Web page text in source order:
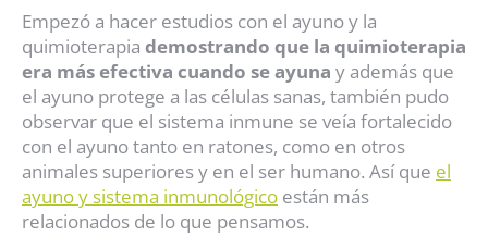
Empezó a hacer estudios con el ayuno y la
quimioterapia demostrando que la quimioterapia
era más efectiva cuando se ayuna y además que
el ayuno protege a las células sanas, también pudo
observar que el sistema inmune se veía fortalecido
con el ayuno tanto en ratones, como en otros
animales superiores y en el ser humano. Así que el
ayuno y sistema inmunológico están más
relacionados de lo que pensamos.